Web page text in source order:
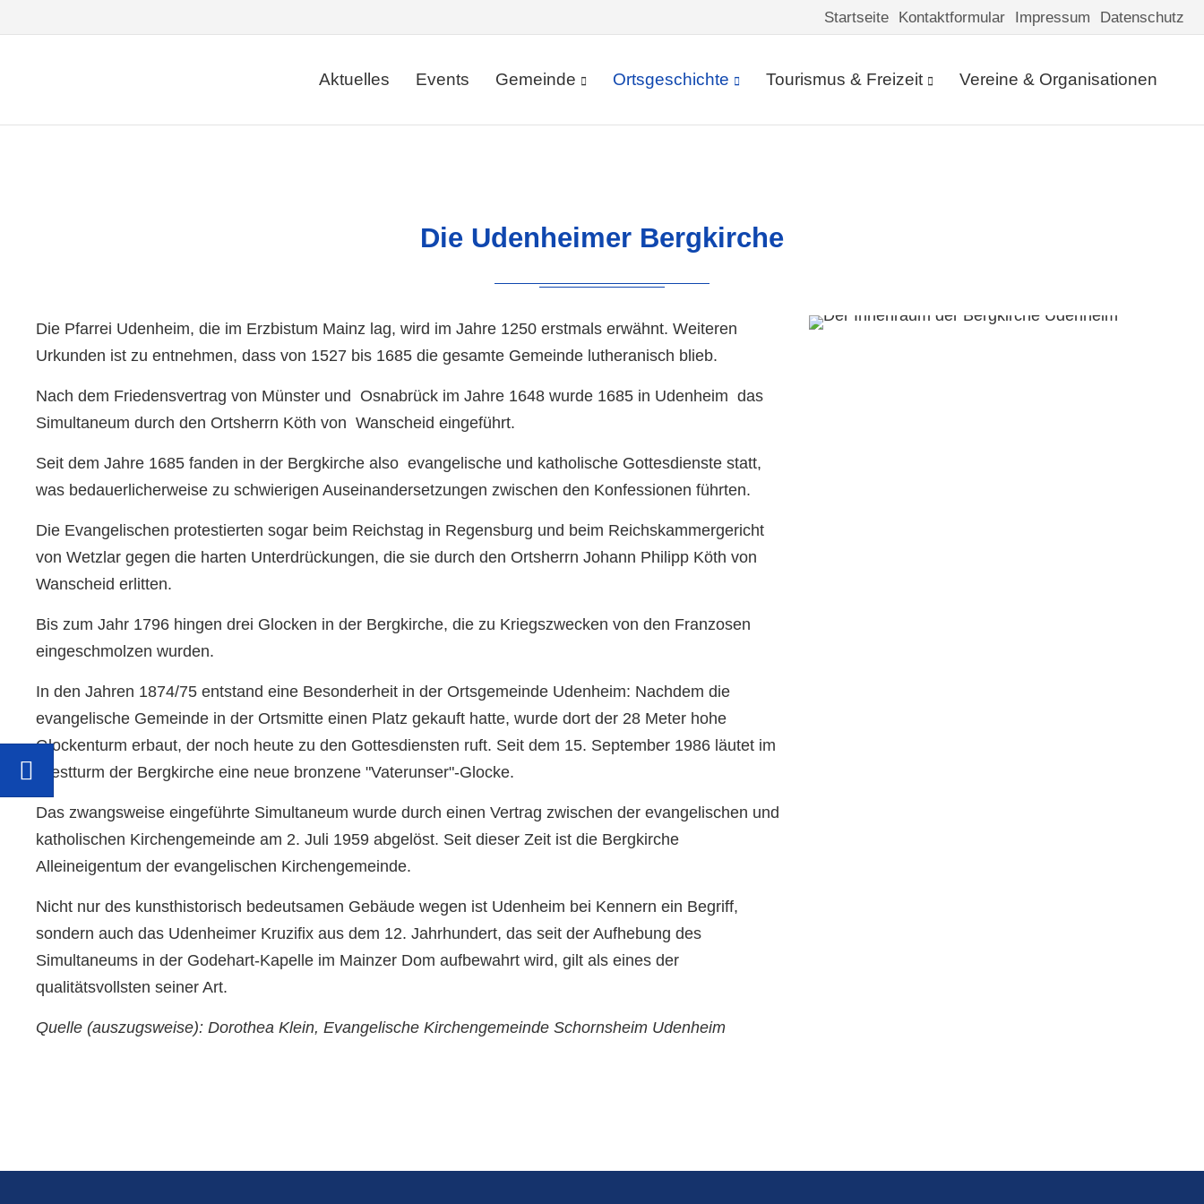
Startseite Kontaktformular Impressum Datenschutz
Aktuelles Events Gemeinde Ortsgeschichte Tourismus & Freizeit Vereine & Organisationen
Die Udenheimer Bergkirche
Die Pfarrei Udenheim, die im Erzbistum Mainz lag, wird im Jahre 1250 erstmals erwähnt. Weiteren
Urkunden ist zu entnehmen, dass von 1527 bis 1685 die gesamte Gemeinde lutheranisch blieb.
Nach dem Friedensvertrag von Münster und Osnabrück im Jahre 1648 wurde 1685 in Udenheim das
Simultaneum durch den Ortsherrn Köth von Wanscheid eingeführt.
Seit dem Jahre 1685 fanden in der Bergkirche also evangelische und katholische Gottesdienste statt,
was bedauerlicherweise zu schwierigen Auseinandersetzungen zwischen den Konfessionen führten.
Die Evangelischen protestierten sogar beim Reichstag in Regensburg und beim Reichskammergericht
von Wetzlar gegen die harten Unterdrückungen, die sie durch den Ortsherrn Johann Philipp Köth von
Wanscheid erlitten.
Bis zum Jahr 1796 hingen drei Glocken in der Bergkirche, die zu Kriegszwecken von den Franzosen
eingeschmolzen wurden.
In den Jahren 1874/75 entstand eine Besonderheit in der Ortsgemeinde Udenheim: Nachdem die
evangelische Gemeinde in der Ortsmitte einen Platz gekauft hatte, wurde dort der 28 Meter hohe
Glockenturm erbaut, der noch heute zu den Gottesdiensten ruft. Seit dem 15. September 1986 läutet im
Westturm der Bergkirche eine neue bronzene "Vaterunser"-Glocke.
Das zwangsweise eingeführte Simultaneum wurde durch einen Vertrag zwischen der evangelischen und
katholischen Kirchengemeinde am 2. Juli 1959 abgelöst. Seit dieser Zeit ist die Bergkirche
Alleineigentum der evangelischen Kirchengemeinde.
Nicht nur des kunsthistorisch bedeutsamen Gebäude wegen ist Udenheim bei Kennern ein Begriff,
sondern auch das Udenheimer Kruzifix aus dem 12. Jahrhundert, das seit der Aufhebung des
Simultaneums in der Godehart-Kapelle im Mainzer Dom aufbewahrt wird, gilt als eines der
qualitätsvollsten seiner Art.
Quelle (auszugsweise): Dorothea Klein, Evangelische Kirchengemeinde Schornsheim Udenheim